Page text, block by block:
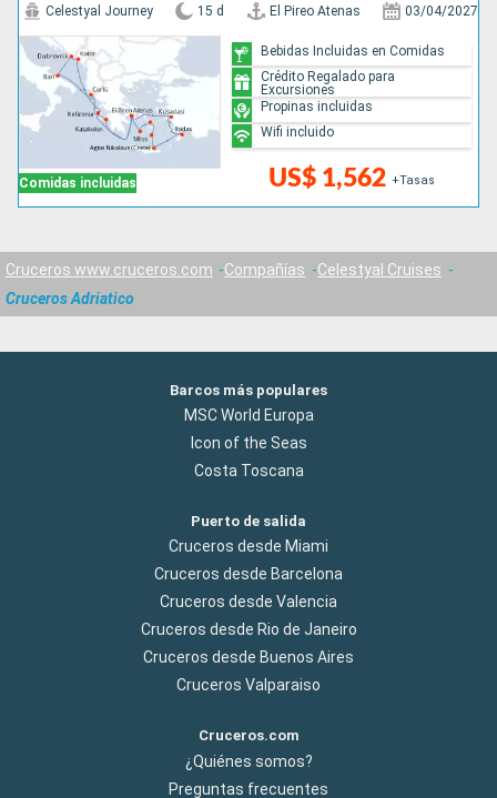
Comidas incluidas
Celestyal Journey 15 d El Pireo Atenas 03/04/2027
US$ 1,562 +Tasas
Bebidas Incluidas en Comidas
Crédito Regalado para
Excursiones
Propinas incluidas
Wifi incluido
Cruceros www.cruceros.com Compañías
Celestyal Cruises
Cruceros Adriatico
Barcos más populares
MSC World Europa
Icon of the Seas
Costa Toscana
Puerto de salida
Cruceros desde Miami
Cruceros desde Barcelona
Cruceros desde Valencia
Cruceros desde Rio de Janeiro
Cruceros desde Buenos Aires
Cruceros Valparaiso
Cruceros.com
¿Quiénes somos?
Preguntas frecuentes